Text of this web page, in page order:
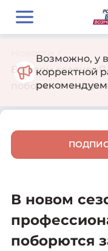
Новости
В новом сезоне «Я
поборются за
В новом
поборются
Возможно, у
корректной
рекомендуем